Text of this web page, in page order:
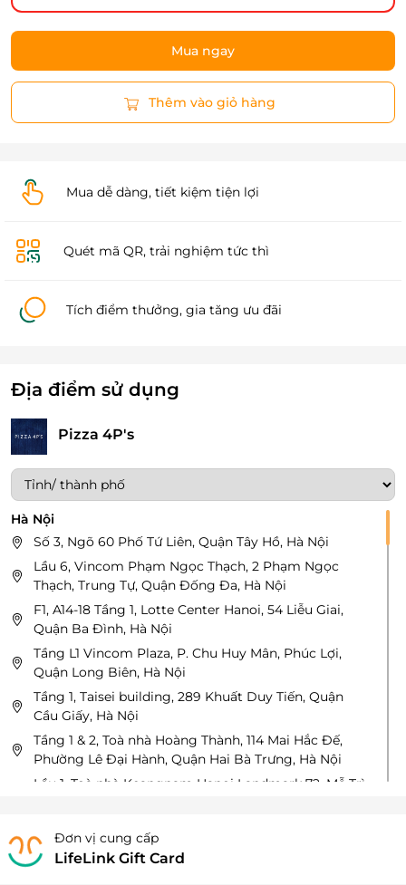
Mua ngay
Thêm vào giỏ hàng
Mua dễ dàng, tiết kiệm tiện lợi
Quét mã QR, trải nghiệm tức thì
Tích điểm thưởng, gia tăng ưu đãi
Địa điểm sử dụng
Pizza 4P's
Hà Nội
Số 3, Ngõ 60 Phố Tứ Liên, Quận Tây Hồ, Hà Nội
Lầu 6, Vincom Phạm Ngọc Thạch, 2 Phạm Ngọc
Thạch, Trung Tự, Quận Đống Đa, Hà Nội
F1, A14-18 Tầng 1, Lotte Center Hanoi, 54 Liễu Giai,
Quận Ba Đình, Hà Nội
Tầng L1 Vincom Plaza, P. Chu Huy Mân, Phúc Lợi,
Quận Long Biên, Hà Nội
Tầng 1, Taisei building, 289 Khuất Duy Tiến, Quận
Cầu Giấy, Hà Nội
Tầng 1 & 2, Toà nhà Hoàng Thành, 114 Mai Hắc Đế,
Phường Lê Đại Hành, Quận Hai Bà Trưng, Hà Nội
Lầu 1, Toà nhà Keangnam Hanoi Landmark 72, Mễ Trì,
Biên, Hà Nội
71 Phố Hoàng Ngân, P. Nhân Chính, Quận Thanh
Đơn vị cung cấp
LifeLink Gift Card